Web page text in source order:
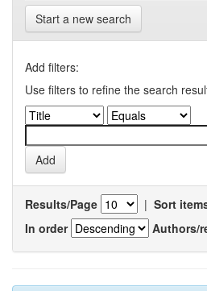
Start a new search
Add filters:
Use filters to refine the search
Results/Page | Sort
In order
Authors/